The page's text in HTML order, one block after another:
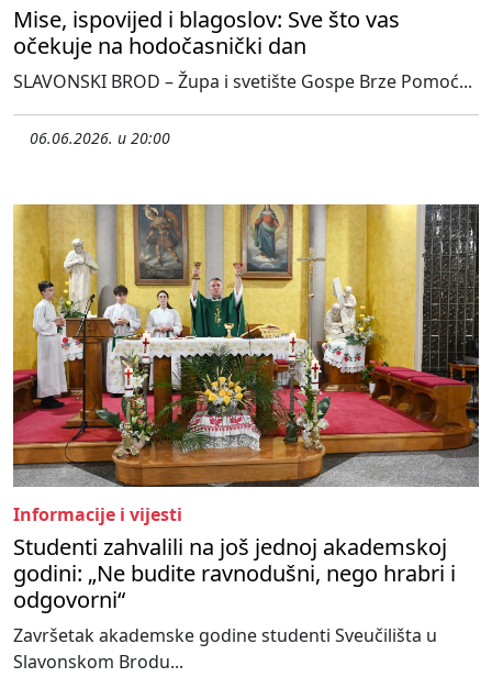
Mise, ispovijed i blagoslov: Sve što vas
očekuje na hodočasnički dan
SLAVONSKI BROD – Župa i svetište Gospe Brze Pomoć...
06.06.2026. u 20:00
Informacije i vijesti
Studenti zahvalili na još jednoj akademskoj
godini: „Ne budite ravnodušni, nego hrabri i
odgovorni“
Završetak akademske godine studenti Sveučilišta u
Slavonskom Brodu...